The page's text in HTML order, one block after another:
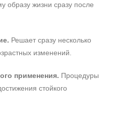
образу жизни сразу после
Решает сразу несколько
изменений.
применения. Процедуры
стойкого